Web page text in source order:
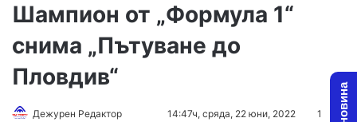
Шампион от „Формула 1“
снима „Пътуване до
Пловдив“
Дежурен Редактор 14:47ч, сряда, 22 юни, 2022 1